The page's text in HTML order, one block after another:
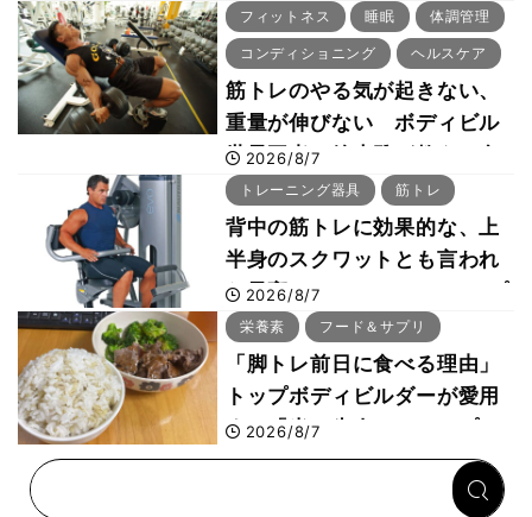
「回復習慣」
フィットネス 睡眠 体調管理
コンディショニング ヘルスケア
筋トレのやる気が起きない、
重量が伸びない ボディビル
世界王者・鈴木雅が教える食
事・睡眠・呼吸の整え方
2026/8/7
トレーニング器具 筋トレ
背中の筋トレに効果的な、上
半身のスクワットとも言われ
た最高マシン“ノーチラス・プ
ルオーバーマシン”とは？
2026/8/7
栄養素 フード＆サプリ
「脚トレ前日に食べる理由」
トップボディビルダーが愛用
する「米＋牛肉」のシンプル
回復メシとは？
2026/8/7